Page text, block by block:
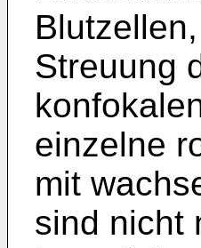
Streuung
einzelne
mit
sind nicht